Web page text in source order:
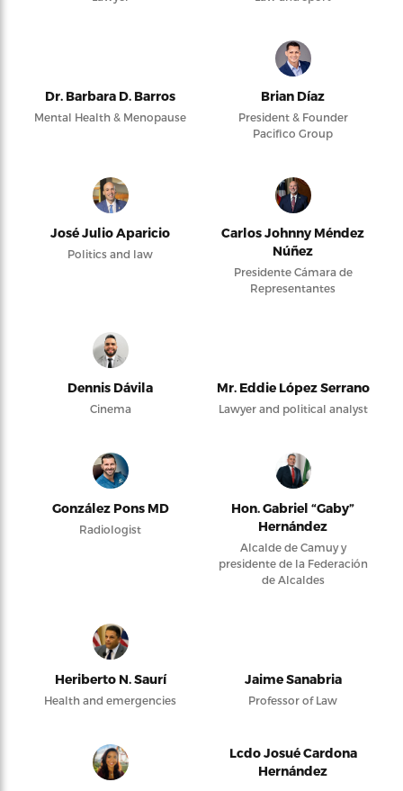
Dr. Barbara D. Barros
Mental Health & Menopause
Brian Díaz
President & Founder
Pacifico Group
José Julio Aparicio
Politics and law
Carlos Johnny Méndez
Núñez
Presidente Cámara de
Representantes
Dennis Dávila
Cinema
Mr. Eddie López Serrano
Lawyer and political analyst
González Pons MD
Radiologist
Hon. Gabriel “Gaby”
Hernández
Alcalde de Camuy y
presidente de la Federación
de Alcaldes
Heriberto N. Saurí
Health and emergencies
Jaime Sanabria
Professor of Law
Lcdo Josué Cardona
Hernández